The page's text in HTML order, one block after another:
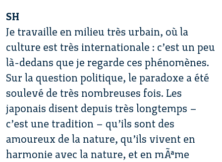
SH
Je travaille en milieu très urbain, où la
culture est très internationale : c’est un peu
là-dedans que je regarde ces phénomènes.
Sur la question politique, le paradoxe a été
soulevé de très nombreuses fois. Les
japonais disent depuis très longtemps –
c’est une tradition – qu’ils sont des
amoureux de la nature, qu’ils vivent en
harmonie avec la nature, et en mÃªme